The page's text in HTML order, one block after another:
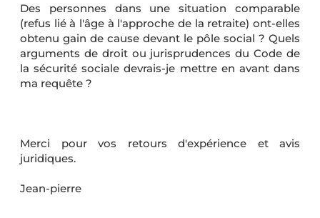
Des personnes dans une situation comparable
(refus lié à l'âge à l'approche de la retraite) ont-elles
obtenu gain de cause devant le pôle social ? Quels
arguments de droit ou jurisprudences du Code de
la sécurité sociale devrais-je mettre en avant dans
ma requête ?
Merci pour vos retours d'expérience et avis
juridiques.
Jean-pierre